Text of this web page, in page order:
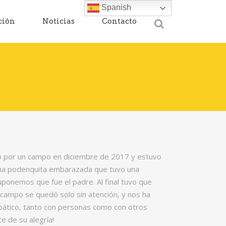
Noticias Contacto
por un campo en diciembre de 2017 y estuvo
podenquita embarazada que tuvo una
que fue el padre. Al final tuvo que
se quedó solo sin atención, y nos ha
tanto con personas como con otros
de su alegría!
Spanish